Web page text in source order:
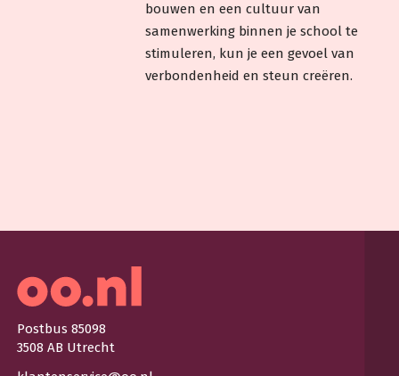
bouwen en een cultuur van
samenwerking binnen je school te
stimuleren, kun je een gevoel van
verbondenheid en steun creëren.
Postbus 85098
3508 AB Utrecht